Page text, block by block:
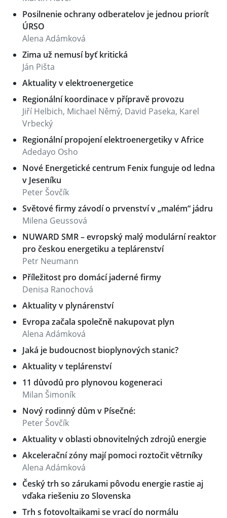
Posilnenie ochrany odberatelov je jednou priorít
ÚRSO
Alena Adámková
Zima už nemusí byť kritická
Ján Pišta
Aktuality v elektroenergetice
Regionální koordinace v přípravě provozu
Jiří Helbich, Michael Němý, David Paseka, Karel
Vrbecký
Regionální propojení elektroenergetiky v Africe
Adedayo Osho
Nové Energetické centrum Fenix funguje od ledna
v Jeseníku
Peter Šovčík
Světové firmy závodí o prvenství v „malém“ jádru
Milena Geussová
NUWARD SMR – evropský malý modulární reaktor
pro českou energetiku a teplárenství
Petr Neumann
Příležitost pro domácí jaderné firmy
Denisa Ranochová
Aktuality v plynárenství
Evropa začala společně nakupovat plyn
Alena Adámková
Jaká je budoucnost bioplynových stanic?
Aktuality v teplárenství
11 důvodů pro plynovou kogeneraci
Milan Šimoník
Nový rodinný dům v Písečné:
Peter Šovčík
Aktuality v oblasti obnovitelných zdrojů energie
Akcelerační zóny mají pomoci roztočit větrníky
Alena Adámková
Český trh so zárukami pôvodu energie rastie aj
vďaka riešeniu zo Slovenska
Trh s fotovoltaikami se vrací do normálu